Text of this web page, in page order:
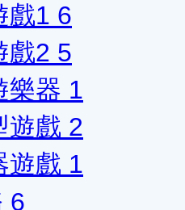
戲1 6
戲2 5
樂器 1
遊戲 2
遊戲 1
6